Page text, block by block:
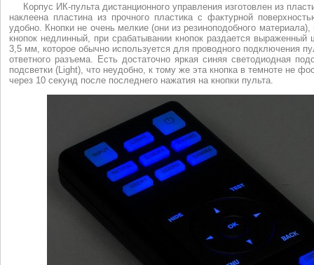
Корпус ИК-пульта дистанционного управления изготовлен из
наклеена пластина из прочного пластика с фактурной
удобно. Кнопки не очень мелкие (они из резиноподобного
кнопок недлинный, при срабатывании кнопок раздается
3,5 мм, которое обычно используется для проводного подключения
ответного разъема. Есть достаточно яркая синяя светодиодная
подсветки (Light), что неудобно, к тому же эта кнопка в темноте не
через 10 секунд после последнего нажатия на кнопки пульта.